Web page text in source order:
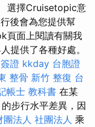
選擇Cruisetopic意
後會為您提供幫
頁面上閱讀有關我
提供了各種好處。
證 kkday 台胞證
整骨 新竹 整復 台
帳士 教科書 在某
步行水平差異，因
團法人 社團法人 乘